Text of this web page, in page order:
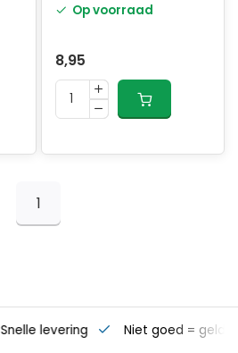
Op voorraad
8,95
1
Snelle levering Niet goed = geld